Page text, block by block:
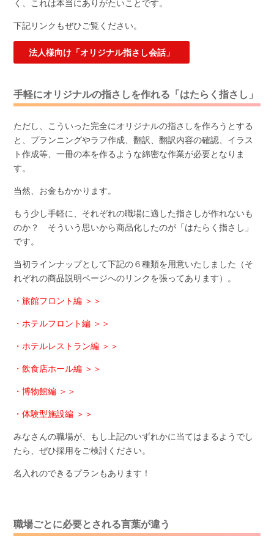
く、これは本当にありがたいことです。
下記リンクもぜひご覧ください。
法人様向け「オリジナル指さし会話」
手軽にオリジナルの指さしを作れる「はたらく指さし」
ただし、こういった完全にオリジナルの指さしを作ろうとする
と、プランニングやラフ作成、翻訳、翻訳内容の確認、イラス
ト作成等、一冊の本を作るような綿密な作業が必要となりま
す。
当然、お金もかかります。
もう少し手軽に、それぞれの職場に適した指さしが作れないも
のか？ そういう思いから商品化したのが「はたらく指さし」
です。
当初ラインナップとして下記の６種類を用意いたしました（そ
れぞれの商品説明ページへのリンクを張ってあります）。
・旅館フロント編 ＞＞
・ホテルフロント編 ＞＞
・ホテルレストラン編 ＞＞
・飲食店ホール編 ＞＞
・博物館編 ＞＞
・体験型施設編 ＞＞
みなさんの職場が、もし上記のいずれかに当てはまるようでし
たら、ぜひ採用をご検討ください。
名入れのできるプランもあります！
職場ごとに必要とされる言葉が違う